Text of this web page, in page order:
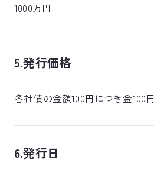
1000万円
5.発行価格
各社債の金額100円につき金100円
6.発行日